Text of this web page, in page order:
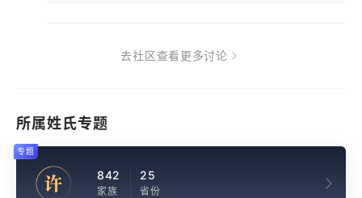
去社区查看更多讨论
所属姓氏专题
许 842
家族
25
省份
专题